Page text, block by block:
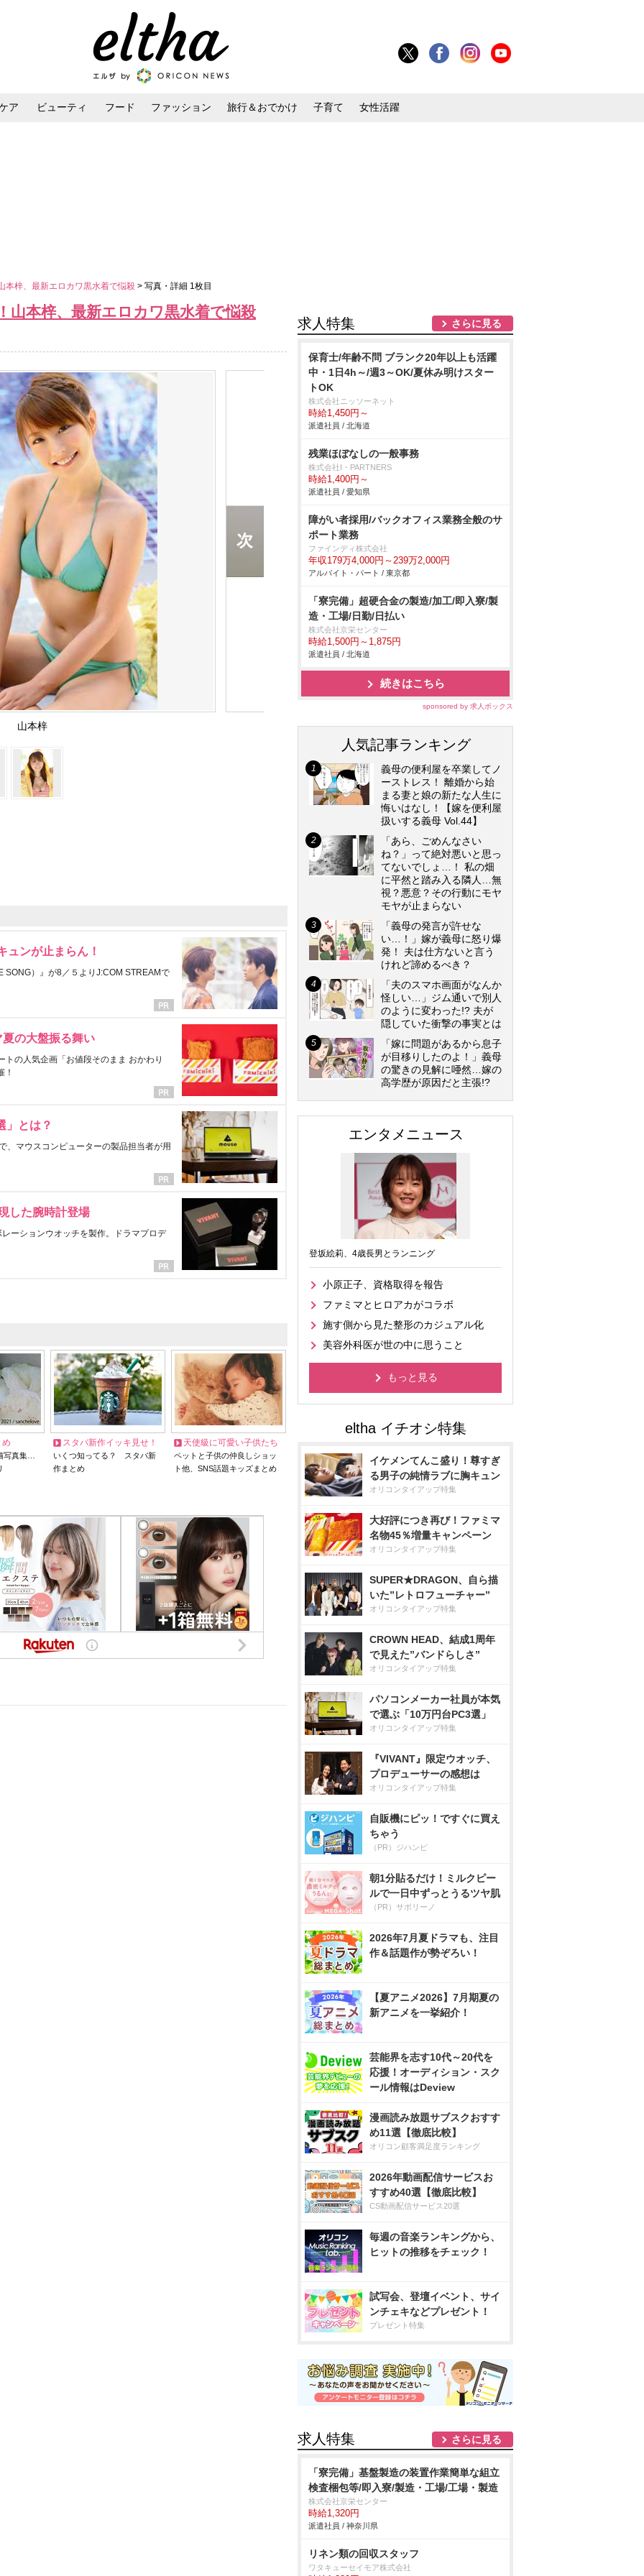
ア ビューティ フード ファッション 旅行＆おでかけ 子育て 女性活躍
本梓、最新エロカワ黒水着で悩殺 > 写真・詳細 1枚目
山本梓、最新エロカワ黒水着で悩殺
山本梓
ュンが止まらん！
SONG）』が8／５よりJ:COM STREAMで
の大盤振る舞い
の人気企画「お値段そのまま おかわり
！
」とは？
、マウスコンピューターの製品担当者が用
した腕時計登場
ーションウオッチを製作。ドラマプロデ
め
写真集…
スタバ新作イッキ見せ！
いくつ知ってる？ スタバ新
作まとめ
天使級に可愛い子供たち
ペットと子供の仲良しショッ
ト他、SNS話題キッズまとめ
求人特集 さらに見る
保育士/年齢不問 ブランク20年以上も活躍
中・1日4h～/週3～OK/夏休み明けスター
トOK
株式会社ニッソーネット
時給1,450円～
派遣社員 / 北海道
残業ほぼなしの一般事務
株式会社I・PARTNERS
時給1,400円～
派遣社員 / 愛知県
障がい者採用/バックオフィス業務全般のサ
ポート業務
ファインディ株式会社
年収179万4,000円～239万2,000円
アルバイト・パート / 東京都
「寮完備」超硬合金の製造/加工/即入寮/製
造・工場/日勤/日払い
株式会社京栄センター
時給1,500円～1,875円
派遣社員 / 北海道
続きはこちら
sponsored by 求人ボックス
人気記事ランキング
義母の便利屋を卒業してノ
ーストレス！ 離婚から始
まる妻と娘の新たな人生に
悔いはなし！【嫁を便利屋
扱いする義母 Vol.44】
「あら、ごめんなさい
ね？」って絶対悪いと思っ
てないでしょ…！ 私の畑
に平然と踏み入る隣人…無
視？悪意？その行動にモヤ
モヤが止まらない
「義母の発言が許せな
い…！」嫁が義母に怒り爆
発！ 夫は仕方ないと言う
けれど諦めるべき？
「夫のスマホ画面がなんか
怪しい…」ジム通いで別人
のように変わった!? 夫が
隠していた衝撃の事実とは
「嫁に問題があるから息子
が目移りしたのよ！」義母
の驚きの見解に唖然…嫁の
高学歴が原因だと主張!?
エンタメニュース
登坂絵莉、4歳長男とランニング
小原正子、資格取得を報告
ファミマとヒロアカがコラボ
施す側から見た整形のカジュアル化
美容外科医が世の中に思うこと
もっと見る
イケメンてんこ盛り！尊すぎ
る男子の純情ラブに胸キュン
オリコンタイアップ特集
大好評につき再び！ファミマ
名物45％増量キャンペーン
オリコンタイアップ特集
SUPER★DRAGON、自ら描
いた”レトロフューチャー”
オリコンタイアップ特集
CROWN HEAD、結成1周年
で見えた”バンドらしさ”
オリコンタイアップ特集
パソコンメーカー社員が本気
で選ぶ「10万円台PC3選」
オリコンタイアップ特集
『VIVANT』限定ウオッチ、
プロデューサーの感想は
オリコンタイアップ特集
自販機にピッ！ですぐに買え
ちゃう
（PR）ジハンピ
朝1分貼るだけ！ミルクピー
ルで一日中ずっとうるツヤ肌
（PR）サボリーノ
2026年7月夏ドラマも、注目
作＆話題作が勢ぞろい！
【夏アニメ2026】7月期夏の
新アニメを一挙紹介！
芸能界を志す10代～20代を
応援！オーディション・スク
ール情報はDeview
漫画読み放題サブスクおすす
め11選【徹底比較】
オリコン顧客満足度ランキング
2026年動画配信サービスお
すすめ40選【徹底比較】
CS動画配信サービス20選
毎週の音楽ランキングから、
ヒットの推移をチェック！
試写会、登壇イベント、サイ
ンチェキなどプレゼント！
プレゼント特集
求人特集 さらに見る
「寮完備」基盤製造の装置作業簡単な組立
検査梱包等/即入寮/製造・工場/工場・製造
株式会社京栄センター
時給1,320円
派遣社員 / 神奈川県
リネン類の回収スタッフ
ワタキューセイモア株式会社